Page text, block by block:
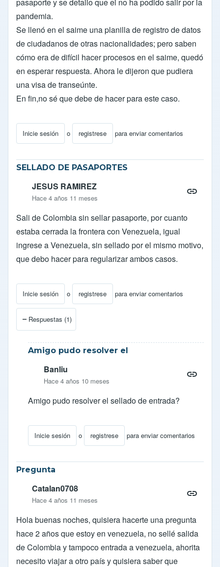
pandemia.
Se llenó en el saime una planilla de registro de datos
de ciudadanos de otras nacionalidades; pero saben
cómo era de difícil hacer procesos en el saime, quedó
en esperar respuesta. Ahora le dijeron que pudiera
una visa de transeúnte.
En fin,no sé que debe de hacer para este caso.
Inicie sesión o registrese para enviar comentarios
SELLADO DE PASAPORTES
JESUS RAMIREZ
Hace 4 años 11 meses
Sali de Colombia sin sellar pasaporte, por cuanto
estaba cerrada la frontera con Venezuela, igual
ingrese a Venezuela, sin sellado por el mismo motivo,
que debo hacer para regularizar ambos casos.
Inicie sesión o registrese para enviar comentarios
Respuestas (1)
Amigo pudo resolver el
Banliu
Hace 4 años 10 meses
Amigo pudo resolver el sellado de entrada?
Inicie sesión o registrese para enviar comentarios
En respuesta a SELLADO DE PASAPORTESpor
Pregunta
Catalan0708
Hace 4 años 11 meses
Hola buenas noches, quisiera hacerte una pregunta
hace 2 años que estoy en venezuela, no sellé salida
de Colombia y tampoco entrada a venezuela, ahorita
necesito viajar a otro país y quisiera saber que